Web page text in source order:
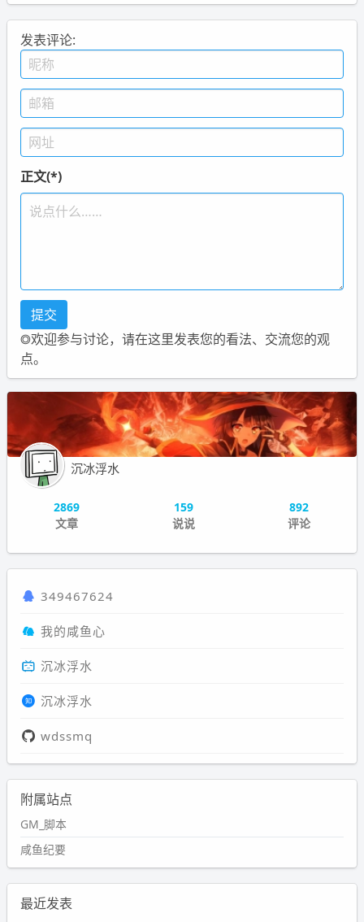
发表评论:
正文(*)
◎欢迎参与讨论，请在这里发表您的看法、交流您的观
点。
沉冰浮水
2869
文章
159
说说
892
评论
349467624
我的咸鱼心
沉冰浮水
沉冰浮水
wdssmq
附属站点
GM_脚本
咸鱼纪要
最近发表